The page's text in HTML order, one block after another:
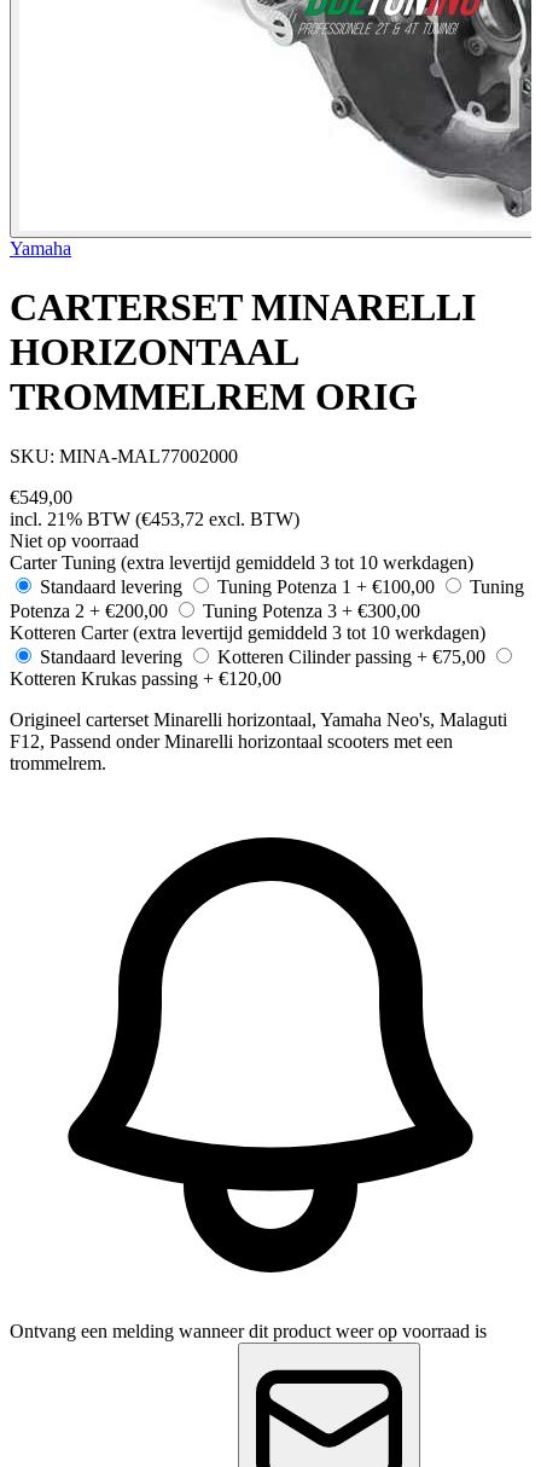
Yamaha
CARTERSET MINARELLI
HORIZONTAAL
TROMMELREM ORIG
SKU: MINA-MAL77002000
€549,00
incl. 21% BTW (€453,72 excl. BTW)
Niet op voorraad
Carter Tuning (extra levertijd gemiddeld 3 tot 10 werkdagen)
Standaard levering
Tuning Potenza 1 + €100,00
Tuning
Potenza 2 + €200,00 Tuning Potenza 3 + €300,00
Kotteren Carter (extra levertijd gemiddeld 3 tot 10 werkdagen)
Standaard levering
Kotteren Cilinder passing + €75,00
Kotteren Krukas passing + €120,00
Origineel carterset Minarelli horizontaal, Yamaha Neo's, Malaguti
F12, Passend onder Minarelli horizontaal scooters met een
trommelrem.
Ontvang een melding wanneer dit product weer op voorraad is